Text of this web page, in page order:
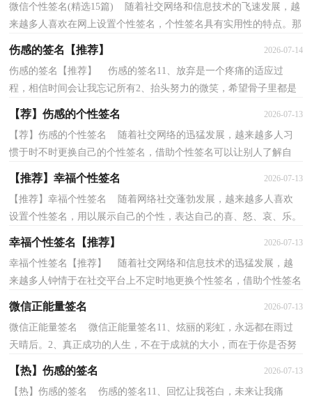
微信个性签名(精选15篇) 随着社交网络和信息技术的飞速发展，越
来越多人喜欢在网上设置个性签名，个性签名具有实用性的特点。那
伤感的签名【推荐】 2026-07-14
伤感的签名【推荐】 伤感的签名11、放弃是一个疼痛的适应过
程，相信时间会让我忘记所有2、抬头努力的微笑，希望骨子里都是
【荐】伤感的个性签名 2026-07-13
【荐】伤感的个性签名 随着社交网络的迅猛发展，越来越多人习
惯于时不时更换自己的个性签名，借助个性签名可以让别人了解自
【推荐】幸福个性签名 2026-07-13
【推荐】幸福个性签名 随着网络社交蓬勃发展，越来越多人喜欢
设置个性签名，用以展示自己的个性，表达自己的喜、怒、哀、乐。
幸福个性签名【推荐】 2026-07-13
幸福个性签名【推荐】 随着社交网络和信息技术的迅猛发展，越
来越多人钟情于在社交平台上不定时地更换个性签名，借助个性签名
微信正能量签名 2026-07-13
微信正能量签名 微信正能量签名11、炫丽的彩虹，永远都在雨过
天晴后。2、真正成功的人生，不在于成就的大小，而在于你是否努
【热】伤感的签名 2026-07-13
【热】伤感的签名 伤感的签名11、回忆让我苍白，未来让我痛